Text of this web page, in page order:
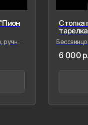
лепка и
6 000р.
нам,